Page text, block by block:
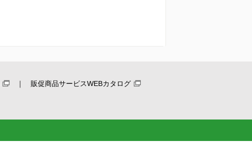
販促商品サービスWEBカタログ